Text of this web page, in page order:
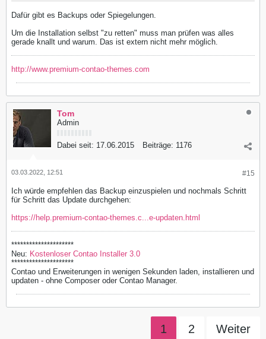
Dafür gibt es Backups oder Spiegelungen.
Um die Installation selbst "zu retten" muss man prüfen was alles
gerade knallt und warum. Das ist extern nicht mehr möglich.
http://www.premium-contao-themes.com
Tom
Admin
Dabei seit: 17.06.2015 Beiträge: 1176
#15
03.03.2022, 12:51
Ich würde empfehlen das Backup einzuspielen und nochmals Schritt
für Schritt das Update durchgehen:
https://help.premium-contao-themes.c...e-updaten.html
*********************
Neu: Kostenloser Contao Installer 3.0
*********************
Contao und Erweiterungen in wenigen Sekunden laden, installieren und
updaten - ohne Composer oder Contao Manager.
1 2 Weiter